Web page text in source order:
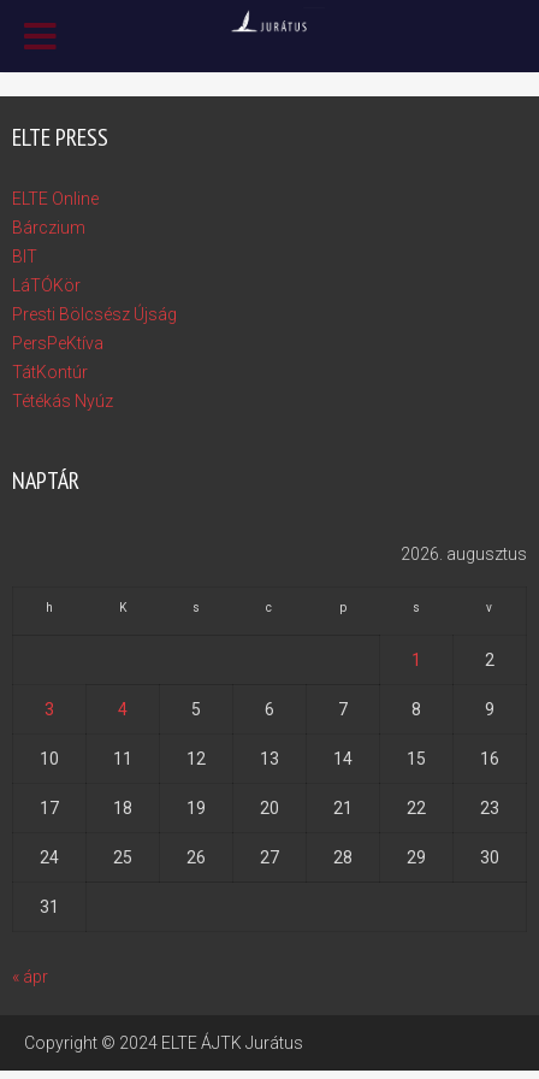
ELTE PRESS
ELTE Online
Bárczium
BIT
LáTÓKör
Presti Bölcsész Újság
PersPeKtíva
TátKontúr
Tétékás Nyúz
NAPTÁR
2026. augusztus
h K s c p s v
1 2
3 4 5 6 7 8 9
10 11 12 13 14 15 16
17 18 19 20 21 22 23
24 25 26 27 28 29 30
31
« ápr
Copyright © 2024 ELTE ÁJTK Jurátus